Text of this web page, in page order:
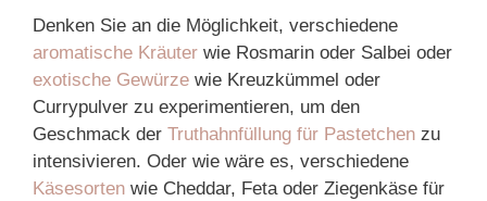
Denken Sie an die Möglichkeit, verschiedene
aromatische Kräuter wie Rosmarin oder Salbei oder
exotische Gewürze wie Kreuzkümmel oder
Currypulver zu experimentieren, um den
Geschmack der Truthahnfüllung für Pastetchen zu
intensivieren. Oder wie wäre es, verschiedene
Käsesorten wie Cheddar, Feta oder Ziegenkäse für